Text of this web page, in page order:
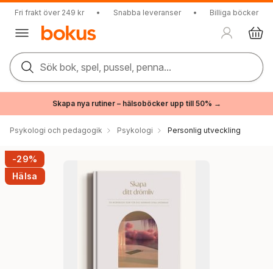
Fri frakt över 249 kr • Snabba leveranser • Billiga böcker
Sök bok, spel, pussel, penna...
Skapa nya rutiner – hälsoböcker upp till 50% →
Psykologi och pedagogik Psykologi Personlig utveckling
-29%
Hälsa